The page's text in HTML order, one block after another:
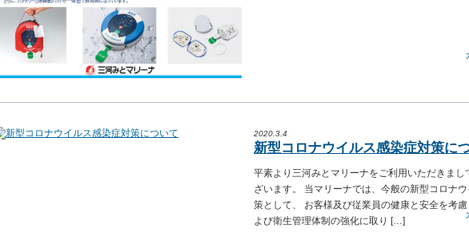
2020.3.4
新型コロナウイルス感染症対策に
平素より三河みとマリーナをご利用いただきまし
ざいます。 当マリーナでは、今般の新型コロナ
策として、 お客様及び従業員の健康と安全を考
よび衛生管理体制の強化に取り […]